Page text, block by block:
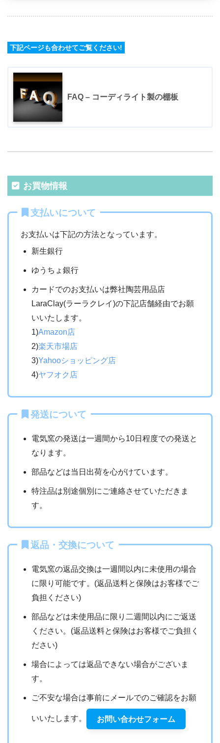
下記ページも合わせてご覧ください!
FAQ – コーディライト製の棚板
お買物情報
支払いについて
お支払いは下記の方法となっています。
新生銀行
ゆうちょ銀行
カードでのお支払いは弊社陶芸用品店
LaraClay(ラーラクレイ)の下記店舗経由でお願
いいたします。
1)Amazon店
2)楽天市場店
3)Yahooショッピング店
4)ヤフオク店
発送について
電気窯の発送は一週間から10日程度での発送と
なります。
部品などは当日出荷を心がけています。
特注品は別途個別にご連絡させていただきま
す。
返品・交換について
電気窯の返品交換は一週間以内に未使用の場合
に限り可能です。(返品送料と保険はお客様でご
負担ください)
部品などは未使用品に限り二週間以内にご返送
ください。(返品送料と保険はお客様でご負担く
ださい)
場合によっては返品できない場合がございま
す。
ご不安な場合は事前にメールでのご確認をお願
いいたします。 お問い合わせフォーム